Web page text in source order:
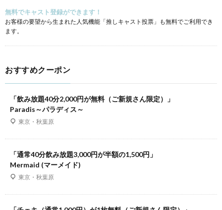
無料でキャスト登録ができます！
お客様の要望から生まれた人気機能「推しキャスト投票」も無料でご利用でき
ます。
おすすめクーポン
「飲み放題40分2,000円が無料（ご新規さん限定）」
Paradis～パラディス～
東京・秋葉原
「通常40分飲み放題3,000円が半額の1,500円」
Mermaid (マーメイド)
東京・秋葉原